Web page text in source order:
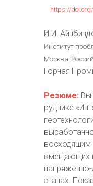
https://
И.И.
Институт
Москва,
Горная
Резюме:
руднике
восходящим
вмещающих
этапах.